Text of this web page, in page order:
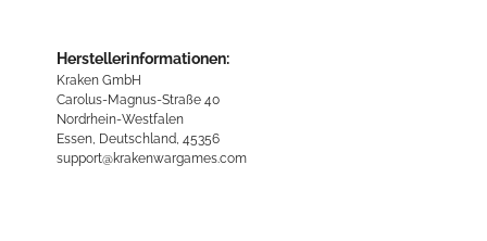
Herstellerinformationen:
Kraken GmbH
Carolus-Magnus-Straße 40
Nordrhein-Westfalen
Essen, Deutschland, 45356
support@krakenwargames.com